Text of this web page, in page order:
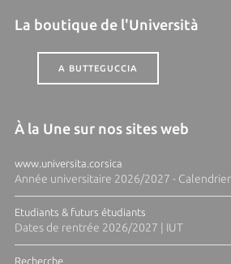
La boutique de l'Università
A BUTTEGUCCIA
À la Une sur nos sites web
www.universita.corsica
Année universitaire 2026/2027 -
Etudiants & futurs étudiants
Dates de rentrée 2026/2027 | IUT
Recherche